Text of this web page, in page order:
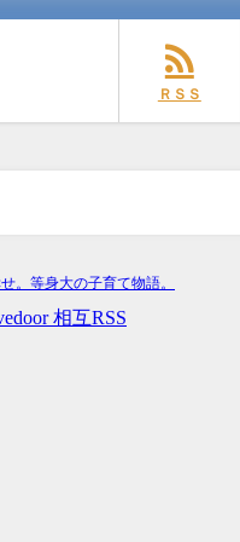
ＲＳＳ